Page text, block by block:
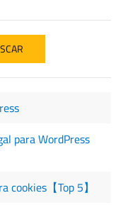
para WordPress
cookies【Top 5】